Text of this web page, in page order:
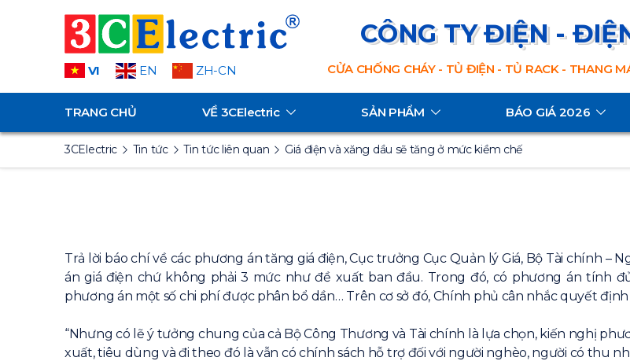
VI EN ZH-CN
CÔNG TY ĐIỆN -
CỬA CHỐNG CHÁY - TỦ ĐIỆN - TỦ RACK - THANG
TRANG CHỦ VỀ 3CElectric SẢN PHẨM BÁO GIÁ 2026
3CElectric Tin tức Tin tức liên quan Giá điện và xăng dầu sẽ tăng ở mức kiềm chế
Trả lời báo chí về các phương án tăng giá điện, Cục trưởng Cục Quản lý Giá, Bộ Tài chính –
án giá điện chứ không phải 3 mức như đề xuất ban đầu. Trong đó, có phương án tính
phương án một số chi phí được phân bổ dần… Trên cơ sở đó, Chính phủ cân nhắc quyết
“Nhưng có lẽ ý tưởng chung của cả Bộ Công Thương và Tài chính là lựa chọn, kiến nghị
xuất, tiêu dùng và đi theo đó là vẫn có chính sách hỗ trợ đối với người nghèo, người có thu